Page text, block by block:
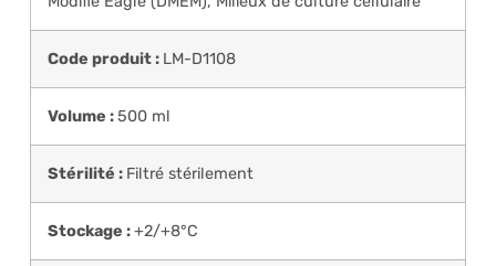
Code produit : LM-D1108
Volume :500 ml
Stérilité : Filtré stérilement
Stockage :+2/+8°C